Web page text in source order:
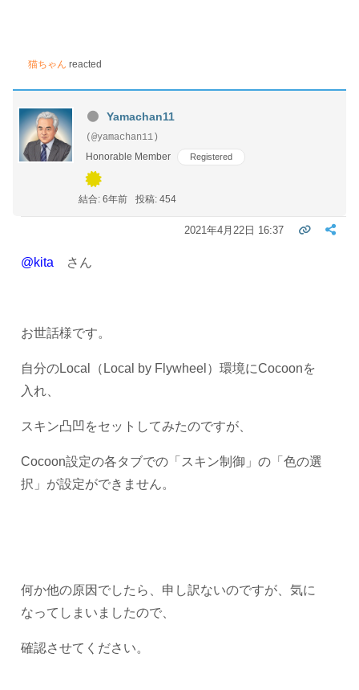
猫ちゃん reacted
Yamachan11
(@yamachan11)
Honorable Member
Registered
結合: 6年前 投稿: 454
2021年4月22日 16:37
@kita さん
お世話様です。
自分のLocal（Local by Flywheel）環境にCocoonを
入れ、
スキン凸凹をセットしてみたのですが、
Cocoon設定の各タブでの「スキン制御」の「色の選
択」が設定ができません。
何か他の原因でしたら、申し訳ないのですが、気に
なってしまいましたので、
確認させてください。